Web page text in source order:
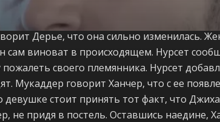
Дерье, что она сильно изменилась.
сам виноват в происходящем. Нурсет
своего племянника. Нурсет
Мукаддер говорит Ханчер, что с ее
стоит принять тот факт, что
не придя в постель. Оставшись наедине,